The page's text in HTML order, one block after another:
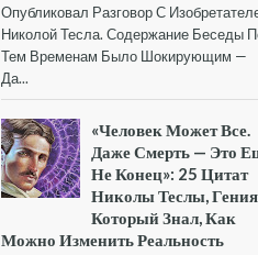
Опубликовал Разговор С
Николой Тесла. Содержание Беседы
Тем Временам Было Шокирующим —
Да...
«Человек Может Все.
Даже Смерть — Это
Не Конец»: 25 Цитат
Николы Теслы,
Который Знал, Как
Можно Изменить Реальность